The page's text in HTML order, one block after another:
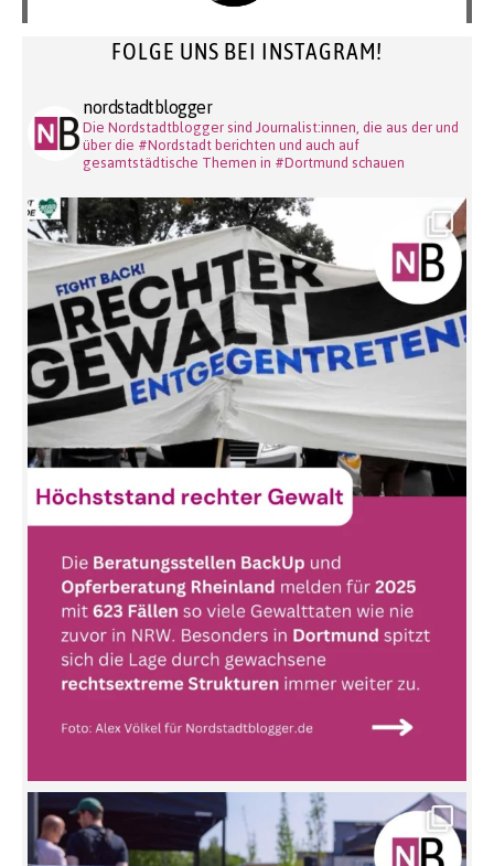
FOLGE UNS BEI INSTAGRAM!
nordstadtblogger
Die Nordstadtblogger sind Journalist:innen, die aus der und
über die #Nordstadt berichten und auch auf
gesamtstädtische Themen in #Dortmund schauen